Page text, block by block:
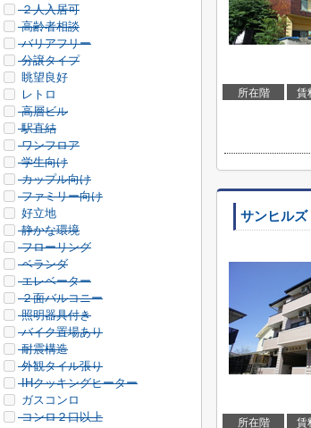
所在階 賃
サンヒルズ
所在階 賃
２人入居可
高齢者相談
バリアフリー
分譲タイプ
眺望良好
レトロ
高層ビル
駅直結
ワンフロア
学生向け
カップル向け
ファミリー向け
好立地
静かな環境
フローリング
ベランダ
エレベーター
２面バルコニー
照明器具付き
バイク置場あり
耐震構造
外観タイル張り
IHクッキングヒーター
ガスコンロ
コンロ２口以上